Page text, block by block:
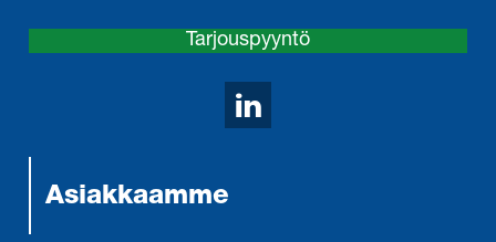
Tarjouspyyntö
Avaa LinkedIn
Asiakkaamme